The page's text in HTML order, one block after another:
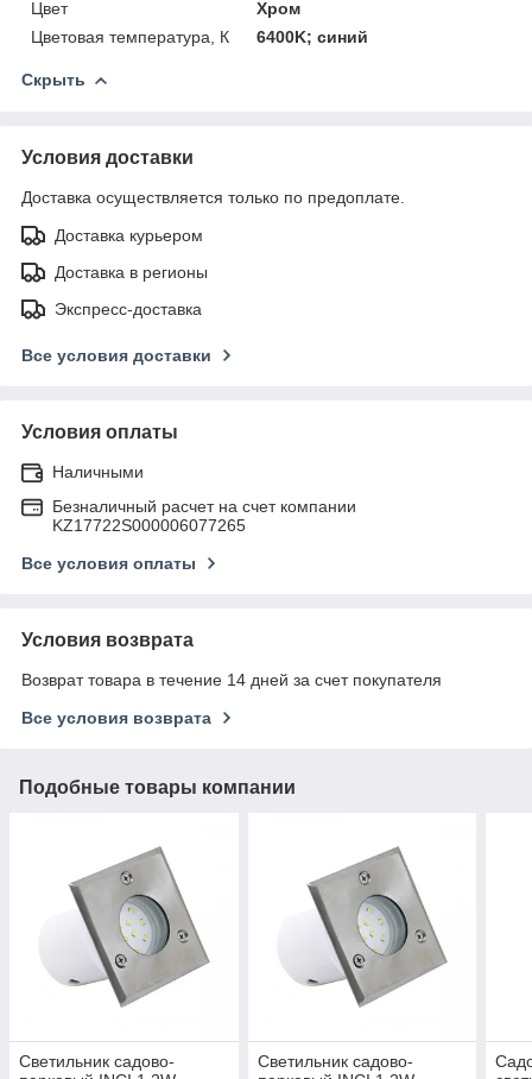
Цвет
Хром
Цветовая температура, К
6400K; синий
Скрыть
Условия доставки
Доставка осуществляется только по предоплате.
Доставка курьером
Доставка в регионы
Экспресс-доставка
Все условия доставки
Условия оплаты
Наличными
Безналичный расчет на счет компании
KZ17722S000006077265
Все условия оплаты
Условия возврата
Возврат товара в течение 14 дней за счет покупателя
Все условия возврата
Подобные товары компании
Светильник садово-
Светильник садово-